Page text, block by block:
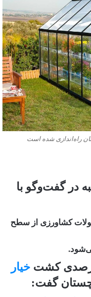
در گفت‌وگو با
خیار
گفت: